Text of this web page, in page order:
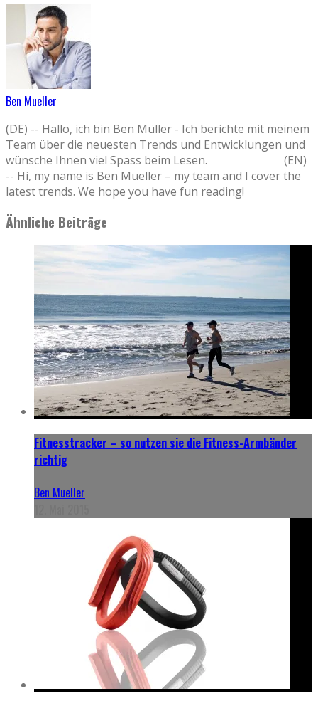
Ben Mueller
(DE) -- Hallo, ich bin Ben Müller - Ich berichte mit meinem
Team über die neuesten Trends und Entwicklungen und
wünsche Ihnen viel Spass beim Lesen. (EN)
-- Hi, my name is Ben Mueller – my team and I cover the
latest trends. We hope you have fun reading!
Ähnliche Beiträge
Fitnesstracker – so nutzen sie die Fitness-Armbänder
richtig
Ben Mueller